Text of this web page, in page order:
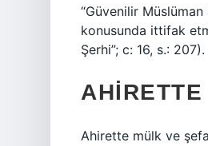
“Güvenilir
konusunda ittifak
Şerhi”; c: 16, s.: 207).
Ahirette mülk ve